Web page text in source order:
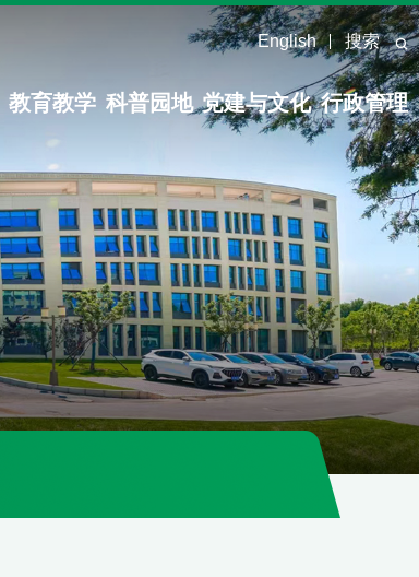
English 搜索
教育教学 科普园地 党建与文化 行政管理